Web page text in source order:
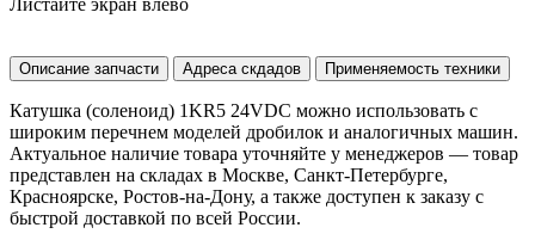
Описание запчасти Адреса скдадов Применяемость техники
Катушка (соленоид) 1KR5 24VDC можно использовать с
широким перечнем моделей дробилок и аналогичных машин.
Актуальное наличие товара уточняйте у менеджеров — товар
представлен на складах в Москве, Санкт-Петербурге,
Красноярске, Ростов-на-Дону, а также доступен к заказу с
быстрой доставкой по всей России.